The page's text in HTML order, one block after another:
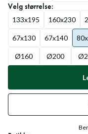
Velgstørrelse:
133x195 160x230
67x130 67x140
Ø160 Ø200